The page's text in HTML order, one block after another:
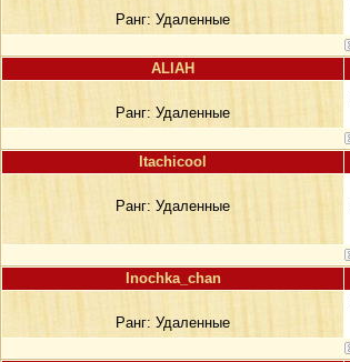
Ранг: Удаленные
ALIAH
Ранг: Удаленные
Itachicool
Ранг: Удаленные
Inochka_chan
Ранг: Удаленные